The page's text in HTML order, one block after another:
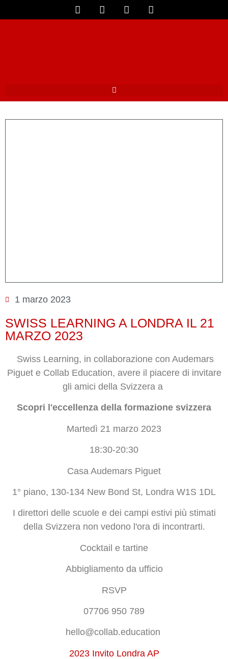
1 marzo 2023
SWISS LEARNING A LONDRA IL 21
MARZO 2023
Swiss Learning, in collaborazione con Audemars
Piguet e Collab Education, avere il piacere di invitare
gli amici della Svizzera a
Scopri l'eccellenza della formazione svizzera
Martedì 21 marzo 2023
18:30-20:30
Casa Audemars Piguet
1° piano, 130-134 New Bond St, Londra W1S 1DL
I direttori delle scuole e dei campi estivi più stimati
della Svizzera non vedono l'ora di incontrarti.
Cocktail e tartine
Abbigliamento da ufficio
RSVP
07706 950 789
hello@collab.education
2023 Invito Londra AP